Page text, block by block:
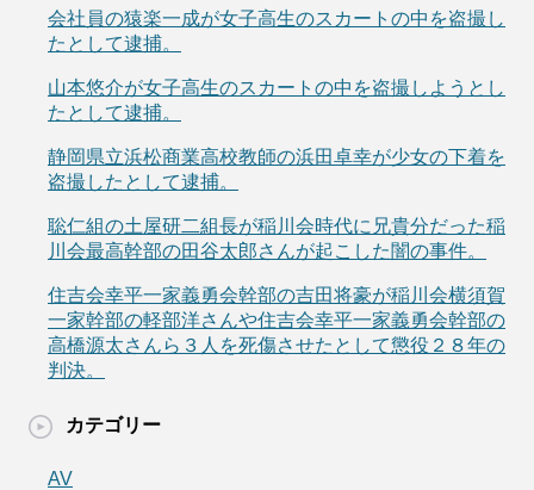
会社員の猿楽一成が女子高生のスカートの中を盗撮し
たとして逮捕。
山本悠介が女子高生のスカートの中を盗撮しようとし
たとして逮捕。
静岡県立浜松商業高校教師の浜田卓幸が少女の下着を
盗撮したとして逮捕。
聡仁組の土屋研二組長が稲川会時代に兄貴分だった稲
川会最高幹部の田谷太郎さんが起こした闇の事件。
住吉会幸平一家義勇会幹部の吉田将豪が稲川会横須賀
一家幹部の軽部洋さんや住吉会幸平一家義勇会幹部の
高橋源太さんら３人を死傷させたとして懲役２８年の
判決。
カテゴリー
AV